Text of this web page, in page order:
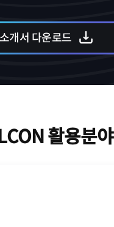
소개서 다운로드
활용분야